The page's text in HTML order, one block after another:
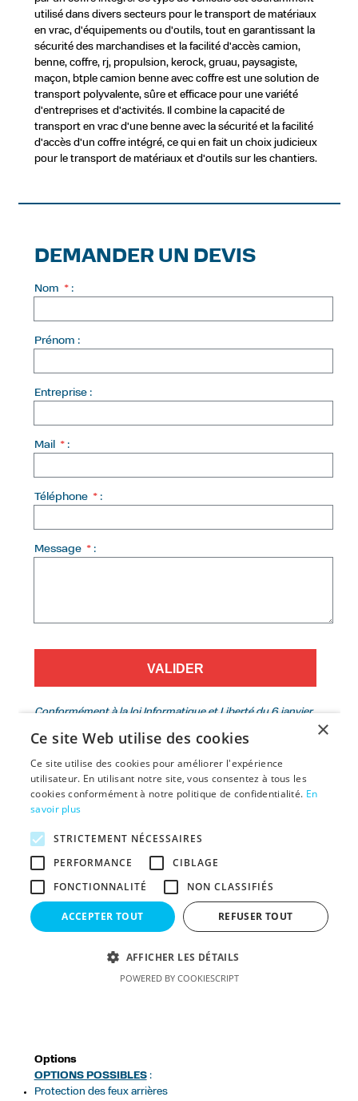
utilisé dans divers secteurs pour le transport de matériaux
en vrac, d'équipements ou d'outils, tout en garantissant la
sécurité des marchandises et la facilité d'accès camion,
benne, coffre, rj, propulsion, kerock, gruau, paysagiste,
maçon, btple camion benne avec coffre est une solution de
transport polyvalente, sûre et efficace pour une variété
d'entreprises et d'activités. Il combine la capacité de
transport en vrac d'une benne avec la sécurité et la facilité
d'accès d'un coffre intégré, ce qui en fait un choix judicieux
pour le transport de matériaux et d'outils sur les chantiers.
Options
OPTIONS POSSIBLES :
Protection des feux arrières